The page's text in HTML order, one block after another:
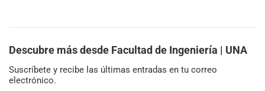
Descubre más desde Facultad de Ingeniería | UNA
Suscríbete y recibe las últimas entradas en tu correo
electrónico.